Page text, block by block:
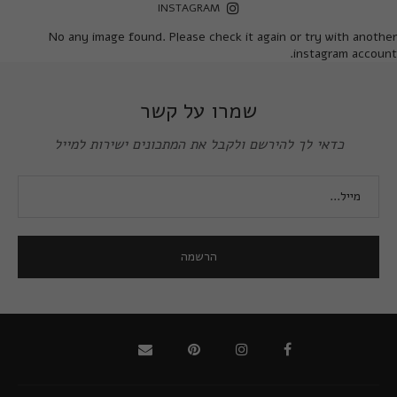
INSTAGRAM
No any image found. Please check it again or try with another
instagram account.
שמרו על קשר
כדאי לך להירשם ולקבל את המתכונים ישירות למייל